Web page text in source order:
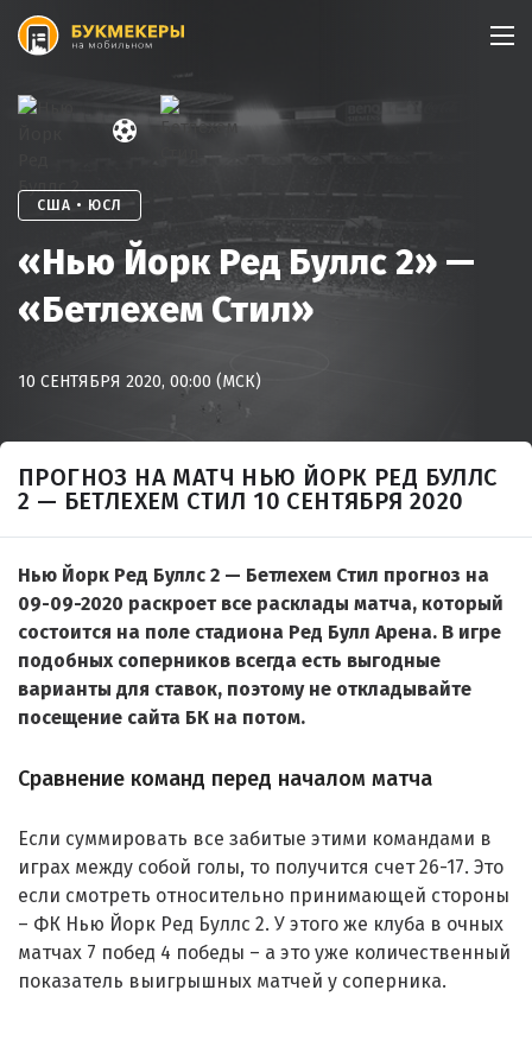
Skip
США • ЮСЛ
«Нью Йорк Ред Буллс 2» —
«Бетлехем Стил»
10 СЕНТЯБРЯ 2020, 00:00 (МСК)
ПРОГНОЗ НА МАТЧ НЬЮ ЙОРК РЕД БУЛЛС
2 — БЕТЛЕХЕМ СТИЛ 10 СЕНТЯБРЯ 2020
Нью Йорк Ред Буллс 2 — Бетлехем Стил прогноз на
09-09-2020 раскроет все расклады матча, который
состоится на поле стадиона Ред Булл Арена. В игре
подобных соперников всегда есть выгодные
варианты для ставок, поэтому не откладывайте
посещение сайта БК на потом.
Сравнение команд перед началом матча
Если суммировать все забитые этими командами в
играх между собой голы, то получится счет 26-17. Это
если смотреть относительно принимающей стороны
– ФК Нью Йорк Ред Буллс 2. У этого же клуба в очных
матчах 7 побед 4 победы – а это уже количественный
показатель выигрышных матчей у соперника.